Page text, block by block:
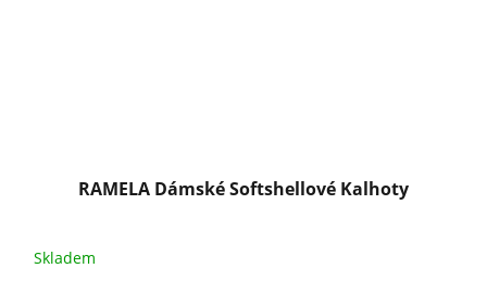
RAMELA Dámské Softshellové Kalhoty
Skladem